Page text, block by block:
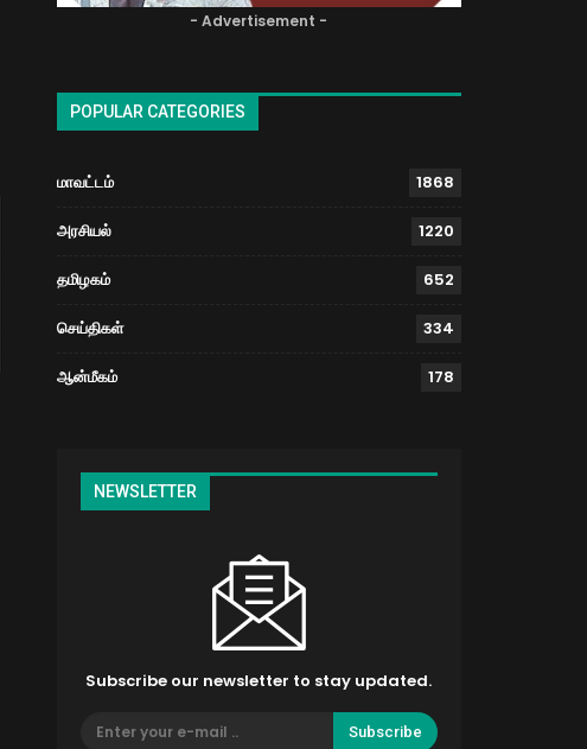
- Advertisement -
POPULAR CATEGORIES
மாவட்டம் 1868
அரசியல் 1220
தமிழகம் 652
செய்திகள் 334
ஆன்மீகம் 178
NEWSLETTER
Subscribe our newsletter to stay updated.
Subscribe